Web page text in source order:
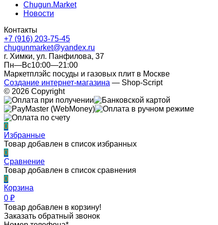
Chugun.Market
Новости
Контакты
+7 (916) 203-75-45
chugunmarket@yandex.ru
г. Химки, ул. Панфилова, 37
Пн—Вс10:00—21:00
Маркетплэйс посуды и газовых плит в Москве
Создание интернет-магазина — Shop-Script
© 2026 Copyright
0
Избранные
Товар добавлен в список избранных
0
Сравнение
Товар добавлен в список сравнения
0
Корзина
0 ₽
Товар добавлен в корзину!
Заказать обратный звонок